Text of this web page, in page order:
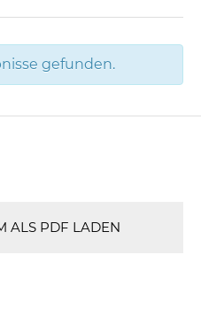
gefunden.
ALS PDF LADEN